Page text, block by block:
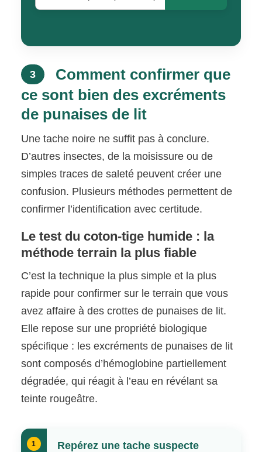
3
Comment confirmer que
ce sont bien des excréments
de punaises de lit
Une tache noire ne suffit pas à conclure.
D’autres insectes, de la moisissure ou de
simples traces de saleté peuvent créer une
confusion. Plusieurs méthodes permettent de
confirmer l’identification avec certitude.
Le test du coton-tige humide : la
méthode terrain la plus fiable
C’est la technique la plus simple et la plus
rapide pour confirmer sur le terrain que vous
avez affaire à des crottes de punaises de lit.
Elle repose sur une propriété biologique
spécifique : les excréments de punaises de lit
sont composés d’hémoglobine partiellement
dégradée, qui réagit à l’eau en révélant sa
teinte rougeâtre.
1 Repérez une tache suspecte